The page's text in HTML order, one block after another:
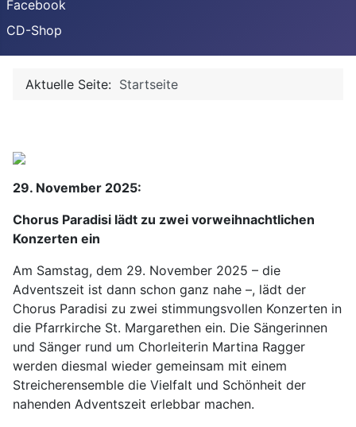
Facebook
CD-Shop
Aktuelle Seite: Startseite
29. November 2025:
Chorus Paradisi lädt zu zwei vorweihnachtlichen
Konzerten ein
Am Samstag, dem 29. November 2025 – die
Adventszeit ist dann schon ganz nahe –, lädt der
Chorus Paradisi zu zwei stimmungsvollen Konzerten in
die Pfarrkirche St. Margarethen ein. Die Sängerinnen
und Sänger rund um Chorleiterin Martina Ragger
werden diesmal wieder gemeinsam mit einem
Streicherensemble die Vielfalt und Schönheit der
nahenden Adventszeit erlebbar machen.